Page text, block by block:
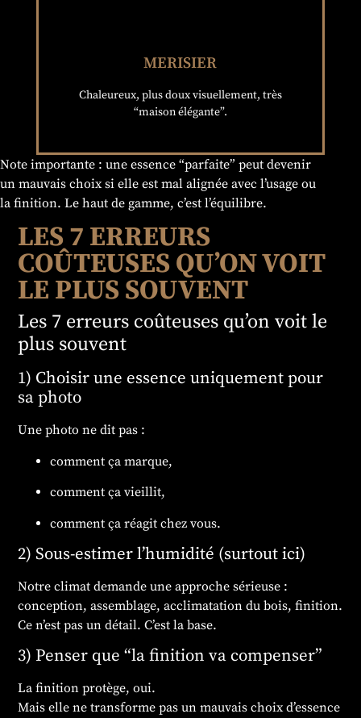
MERISIER
Chaleureux, plus doux visuellement, très
“maison élégante”.
CHALEUREUX, CLASSIQUE
Idéal pour : mobilier, pièces harmonieuses et
Note importante : une essence “parfaite” peut devenir
un mauvais choix si elle est mal alignée avec l’usage ou
la finition. Le haut de gamme, c’est l’équilibre.
LES 7 ERREURS
COÛTEUSES QU’ON VOIT
LE PLUS SOUVENT
Les 7 erreurs coûteuses qu’on voit le
plus souvent
1) Choisir une essence uniquement pour
sa photo
Une photo ne dit pas :
comment ça marque,
comment ça vieillit,
comment ça réagit chez vous.
2) Sous-estimer l’humidité (surtout ici)
Notre climat demande une approche sérieuse :
conception, assemblage, acclimatation du bois, finition.
Ce n’est pas un détail. C’est la base.
3) Penser que “la finition va compenser”
La finition protège, oui.
Mais elle ne transforme pas un mauvais choix d’essence